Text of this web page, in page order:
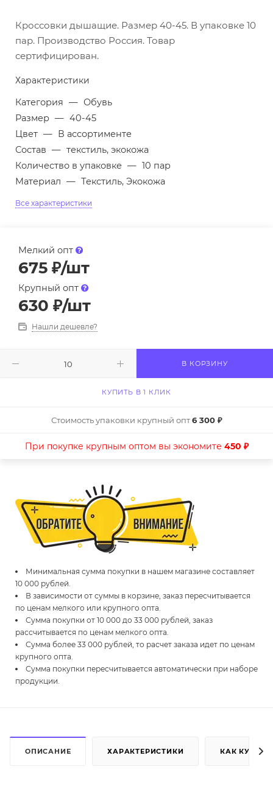
Кроссовки дышащие. Размер 40-45. В упаковке 10
пар. Производство Россия. Товар
сертифицирован.
Характеристики
Категория — Обувь
Размер — 40-45
Цвет — В ассортименте
Состав — текстиль, экокожа
Количество в упаковке — 10 пар
Материал — Текстиль, Экокожа
Все характеристики
Мелкий опт
675 ₽/шт
Крупный опт
630 ₽/шт
Нашли дешевле?
В КОРЗИНУ
КУПИТЬ В 1 КЛИК
Стоимость упаковки крупный опт6 300 ₽
При покупке крупным оптом вы экономите 450 ₽
Минимальная сумма покупки в нашем магазине составляет
10 000 рублей.
В зависимости от суммы в корзине, заказ пересчитывается
по ценам мелкого или крупного опта.
Сумма покупки от 10 000 до 33 000 рублей, заказ
рассчитывается по ценам мелкого опта.
Сумма более 33 000 рублей, то расчет заказа идет по ценам
крупного опта.
Сумма покупки пересчитывается автоматически при наборе
продукции.
ОПИСАНИЕ ХАРАКТЕРИСТИКИ КАК КУПИТЬ